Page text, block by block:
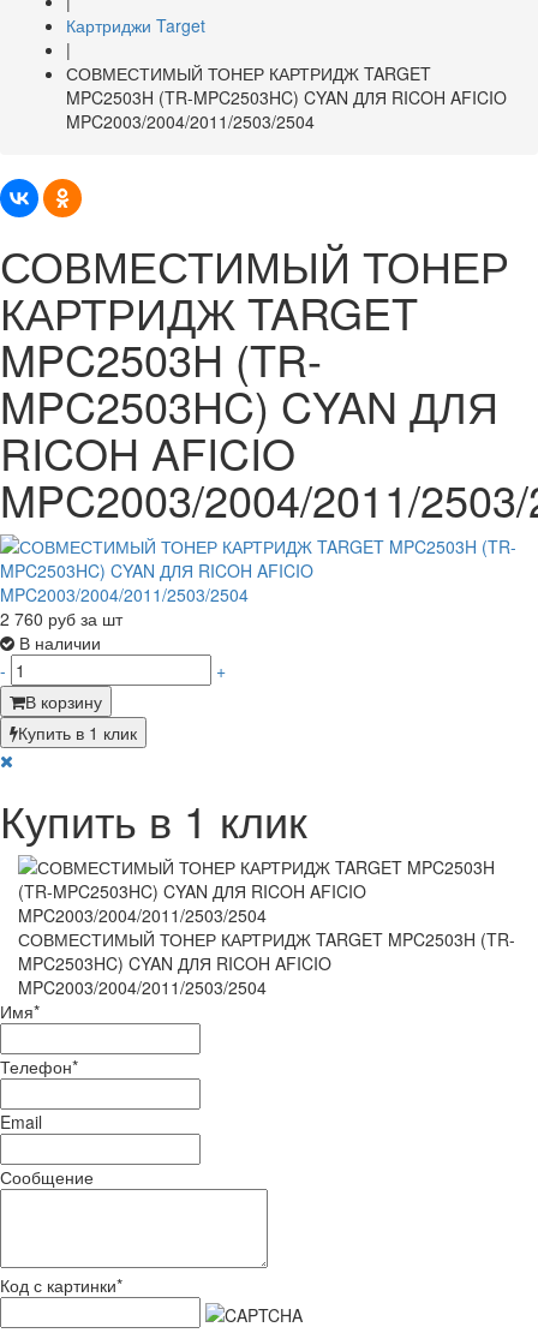
Картриджи Target
|
СОВМЕСТИМЫЙ ТОНЕР КАРТРИДЖ TARGET
MPC2503H (TR-MPC2503HC) CYAN ДЛЯ RICOH AFICIO
MPC2003/2004/2011/2503/2504
СОВМЕСТИМЫЙ ТОНЕР
КАРТРИДЖ TARGET
MPC2503H (TR-
MPC2503HC) CYAN ДЛЯ
RICOH AFICIO
MPC2003/2004/2011/
2 760 руб за шт
В наличии
-
+
В корзину
Купить в 1 клик
Купить в 1 клик
СОВМЕСТИМЫЙ ТОНЕР КАРТРИДЖ TARGET MPC2503H (TR-
MPC2503HC) CYAN ДЛЯ RICOH AFICIO
MPC2003/2004/2011/2503/2504
Имя*
Телефон*
Email
Сообщение
Код с картинки*